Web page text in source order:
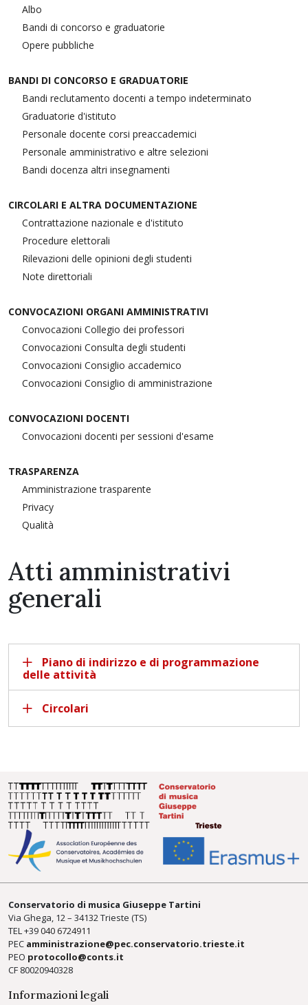
Albo
Bandi di concorso e graduatorie
Opere pubbliche
BANDI DI CONCORSO E GRADUATORIE
Bandi reclutamento docenti a tempo indeterminato
Graduatorie d'istituto
Personale docente corsi preaccademici
Personale amministrativo e altre selezioni
Bandi docenza altri insegnamenti
CIRCOLARI E ALTRA DOCUMENTAZIONE
Contrattazione nazionale e d'istituto
Procedure elettorali
Rilevazioni delle opinioni degli studenti
Note direttoriali
CONVOCAZIONI ORGANI AMMINISTRATIVI
Convocazioni Collegio dei professori
Convocazioni Consulta degli studenti
Convocazioni Consiglio accademico
Convocazioni Consiglio di amministrazione
CONVOCAZIONI DOCENTI
Convocazioni docenti per sessioni d'esame
TRASPARENZA
Amministrazione trasparente
Privacy
Qualità
Atti amministrativi
generali
Piano di indirizzo e di programmazione
delle attività
Circolari
Conservatorio di musica Giuseppe Tartini
Via Ghega, 12 – 34132 Trieste (TS)
TEL +39040 6724911
PEC amministrazione@pec.conservatorio.trieste.it
PEO protocollo@conts.it
CF 80020940328
Informazioni legali